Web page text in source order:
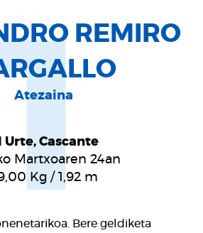
REMIRO
Atezaina
Urte, Cascante
Martxoaren 24an
Kg /1,92 m
Bere geldiketa
1